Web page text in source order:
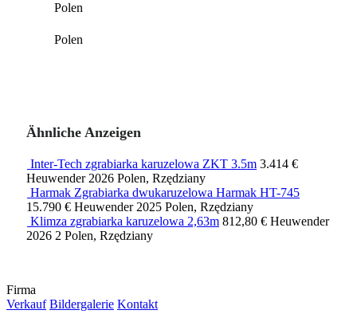
Polen
Polen
Ähnliche Anzeigen
Inter-Tech zgrabiarka karuzelowa ZKT 3.5m 3.414 €
Heuwender 2026 Polen, Rzędziany
Harmak Zgrabiarka dwukaruzelowa Harmak HT-745
15.790 € Heuwender 2025 Polen, Rzędziany
Klimza zgrabiarka karuzelowa 2,63m 812,80 € Heuwender
2026 2 Polen, Rzędziany
Firma
Verkauf Bildergalerie Kontakt